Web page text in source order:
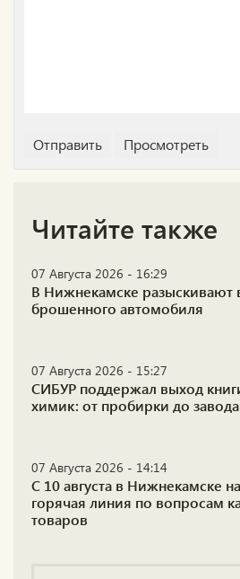
Читайте также
07 Августа 2026 - 16:29
В Нижнекамске разыскивают
брошенного автомобиля
07 Августа 2026 - 15:27
СИБУР поддержал выход
химик: от пробирки до
07 Августа 2026 - 14:14
С 10 августа в Нижнекамске
горячая линия по вопросам
товаров